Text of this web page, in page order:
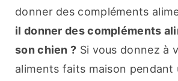
donner des compléments
il donner des compléments
son chien ? Si vous donnez à
aliments faits maison pendant